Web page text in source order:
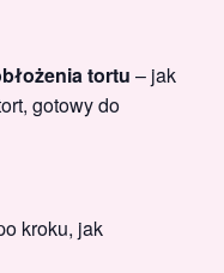
tortu – jak
gotowy do
kroku, jak